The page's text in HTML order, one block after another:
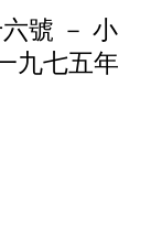
號 － 小
九七五年